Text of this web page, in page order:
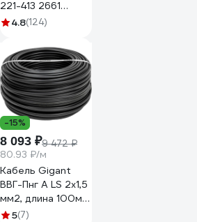
221-413 2661
102661
4.8(124)
-15%
8 093 ₽9 472 ₽
80.93 ₽/м
Кабель Gigant
ВВГ-Пнг А LS 2x1,5
мм2, длина 100м
ГОСТ GCAB-03
5(7)